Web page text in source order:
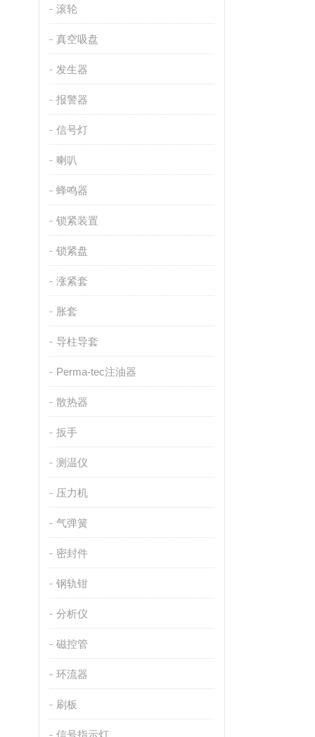
滚轮
真空吸盘
发生器
报警器
信号灯
喇叭
蜂鸣器
锁紧装置
锁紧盘
涨紧套
胀套
导柱导套
Perma-tec注油器
散热器
扳手
测温仪
压力机
气弹簧
密封件
钢轨钳
分析仪
磁控管
环流器
刷板
信号指示灯